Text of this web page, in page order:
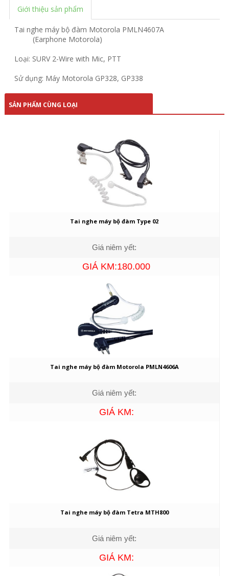
Giới thiệu sản phẩm
Tai nghe máy bộ đàm Motorola PMLN4607A
(Earphone Motorola)
Loại: SURV 2-Wire with Mic, PTT
Sử dụng: Máy Motorola GP328, GP338
SẢN PHẨM CÙNG LOẠI
Tai nghe máy bộ đàm Type 02
Giá niêm yết:
GIÁ KM:180.000
Tai nghe máy bộ đàm Motorola PMLN4606A
Giá niêm yết:
GIÁ KM:
Tai nghe máy bộ đàm Tetra MTH800
Giá niêm yết:
GIÁ KM: